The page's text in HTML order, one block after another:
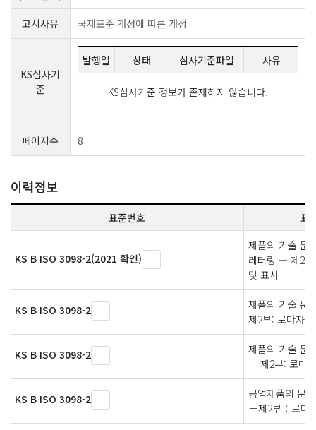
고시사유 국제표준 개정에 따른 개정
KS심사기
준
발행일 상태 심사기준파일 사유
KS심사기준 정보가 존재하지 않습니다.
페이지수 8
이력정보
표준번호 표
KS B ISO 3098-2(2021 확인)
제품의 기술 문
레터링 — 제2
및 표시
KS B ISO 3098-2
제품의 기술 문
제2부: 로마자,
KS B ISO 3098-2
제품의 기술 문
— 제2부: 로마
KS B ISO 3098-2
공업제품의 문
－제2부：로마